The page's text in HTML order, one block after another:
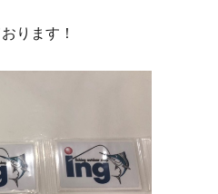
ります！